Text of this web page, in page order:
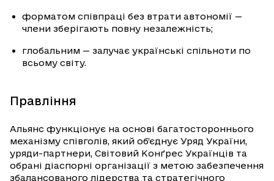
форматом співпраці без втрати автономії —
члени зберігають повну незалежність;
глобальним — залучає українські спільноти по
всьому світу.
Правління
Альянс функціонує на основі багатостороннього
механізму співголів, який об’єднує Уряд України,
уряди-партнери, Світовий Конґрес Українців та
обрані діаспорні організації з метою забезпечення
збалансованого лідерства та стратегічного